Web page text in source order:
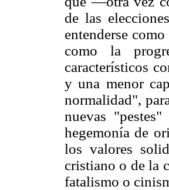
de las
entenderse
como la
característicos
y una menor
normalidad",
nuevas
hegemonía de
los valores
cristiano o de la
fatalismo o